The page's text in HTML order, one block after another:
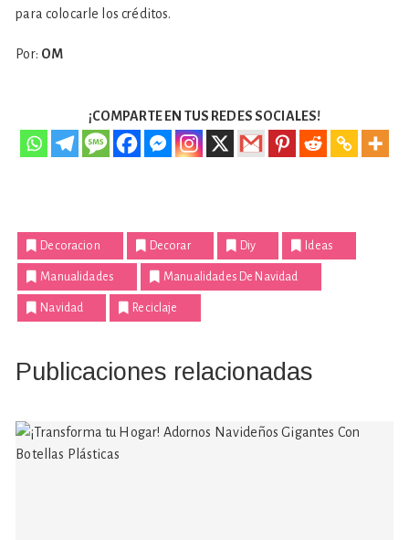
para colocarle los créditos.
Por: OM
¡COMPARTE EN TUS REDES SOCIALES!
Decoracion Decorar Diy Ideas
Manualidades Manualidades De Navidad
Navidad Reciclaje
Publicaciones relacionadas